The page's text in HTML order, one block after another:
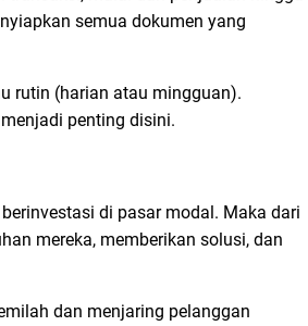
semua dokumen yang
rutin (harian atau mingguan).
penting disini.
di pasar modal. Maka dari
mereka, memberikan solusi, dan
dan menjaring pelanggan